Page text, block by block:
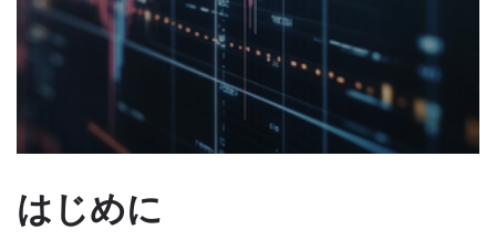
はじめに